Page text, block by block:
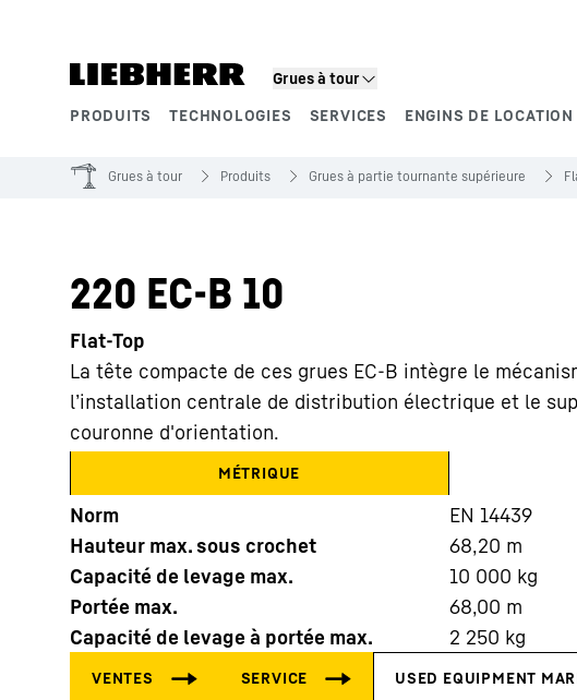
Grues à tour
PRODUITS
TECHNOLOGIES SERVICES ENGINS DE LOCATION
Grues à tour Produits Grues à partie tournante supérieure
220 EC-B 10
Flat-Top
La tête compacte de ces grues EC-B intègre le
l’installation centrale de distribution électrique et le
couronne d'orientation.
MÉTRIQUE
Norm
EN 14439
Hauteur max. sous crochet
68,20 m
Capacité de levage max.
10 000 kg
Portée max.
68,00 m
Capacité de levage à portée max.
2 250 kg